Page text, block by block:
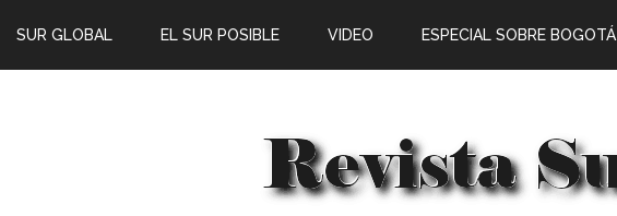
SUR GLOBAL EL SUR POSIBLE VIDEO ESPECIAL SOBRE BOGOTÁ